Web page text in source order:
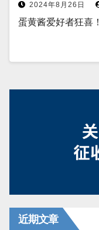
2024年8月26日
蛋黄酱爱好者狂喜！
近期文章